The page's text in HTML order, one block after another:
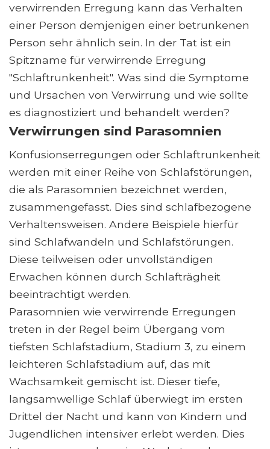
verwirrenden Erregung kann das Verhalten
einer Person demjenigen einer betrunkenen
Person sehr ähnlich sein. In der Tat ist ein
Spitzname für verwirrende Erregung
"Schlaftrunkenheit". Was sind die Symptome
und Ursachen von Verwirrung und wie sollte
es diagnostiziert und behandelt werden?
Verwirrungen sind Parasomnien
Konfusionserregungen oder Schlaftrunkenheit
werden mit einer Reihe von Schlafstörungen,
die als Parasomnien bezeichnet werden,
zusammengefasst. Dies sind schlafbezogene
Verhaltensweisen. Andere Beispiele hierfür
sind Schlafwandeln und Schlafstörungen.
Diese teilweisen oder unvollständigen
Erwachen können durch Schlafträgheit
beeinträchtigt werden.
Parasomnien wie verwirrende Erregungen
treten in der Regel beim Übergang vom
tiefsten Schlafstadium, Stadium 3, zu einem
leichteren Schlafstadium auf, das mit
Wachsamkeit gemischt ist. Dieser tiefe,
langsamwellige Schlaf überwiegt im ersten
Drittel der Nacht und kann von Kindern und
Jugendlichen intensiver erlebt werden. Dies